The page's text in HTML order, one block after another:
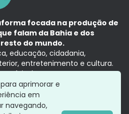
focada na produção de
falam da Bahia e dos
do mundo.
educação, cidadania,
entretenimento e cultura.
notícia é no tempo presente,
Aratu.
privacidade
aprimorar e
em
navegando,